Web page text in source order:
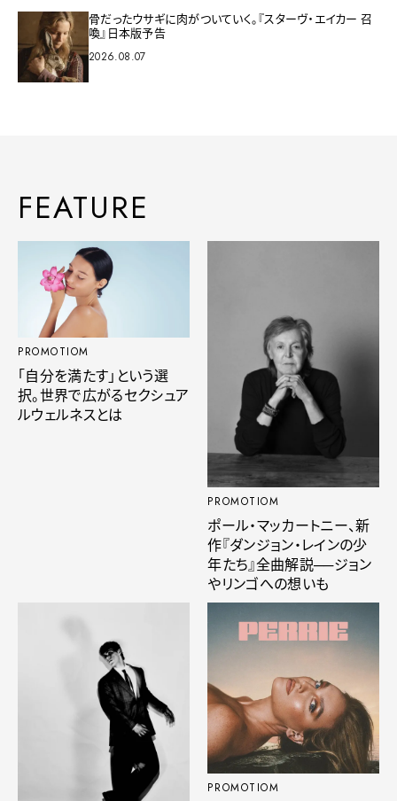
骨だったウサギに肉がついていく。『スターヴ・エイカー 召
喚』日本版予告
2026.08.07
FEATURE
PROMOTIOM
「自分を満たす」という選
択。世界で広がるセクシュア
ルウェルネスとは
PROMOTIOM
ポール・マッカートニー、新
作『ダンジョン・レインの少
年たち』全曲解説──ジョン
やリンゴへの想いも
PROMOTIOM